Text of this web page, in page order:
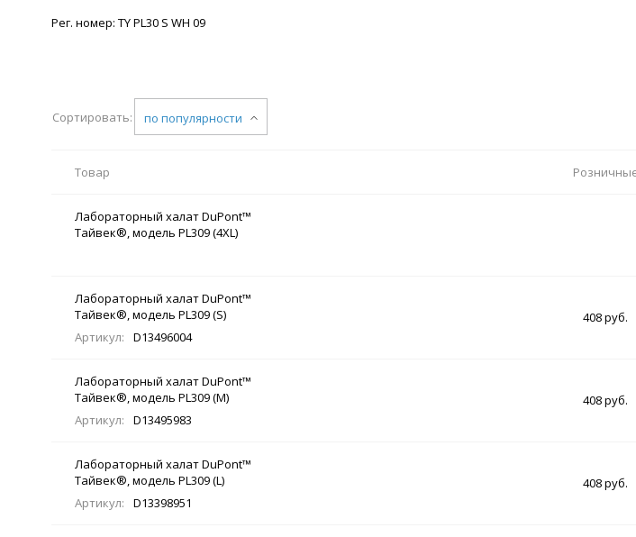
Рег. номер: TY PL30 S WH 09
Сортировать: по популярности
Товар
Лабораторный халат DuPont™
Тайвек®, модель PL309 (4XL)
Лабораторный халат DuPont™
Тайвек®, модель PL309 (S)
Артикул:
D13496004
408 руб.
Лабораторный халат DuPont™
Тайвек®, модель PL309 (M)
Артикул:
D13495983
408 руб.
Лабораторный халат DuPont™
Тайвек®, модель PL309 (L)
Артикул:
D13398951
408 руб.